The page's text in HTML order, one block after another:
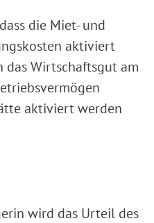
die Miet- und
aktiviert
das Wirtschaftsgut am
aktiviert werden
wird das Urteil des